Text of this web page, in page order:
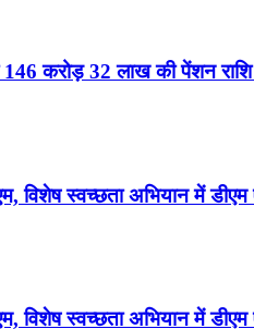
करोड़ 32 लाख की पेंशन
स्वच्छता अभियान में डीएम
स्वच्छता अभियान में डीएम